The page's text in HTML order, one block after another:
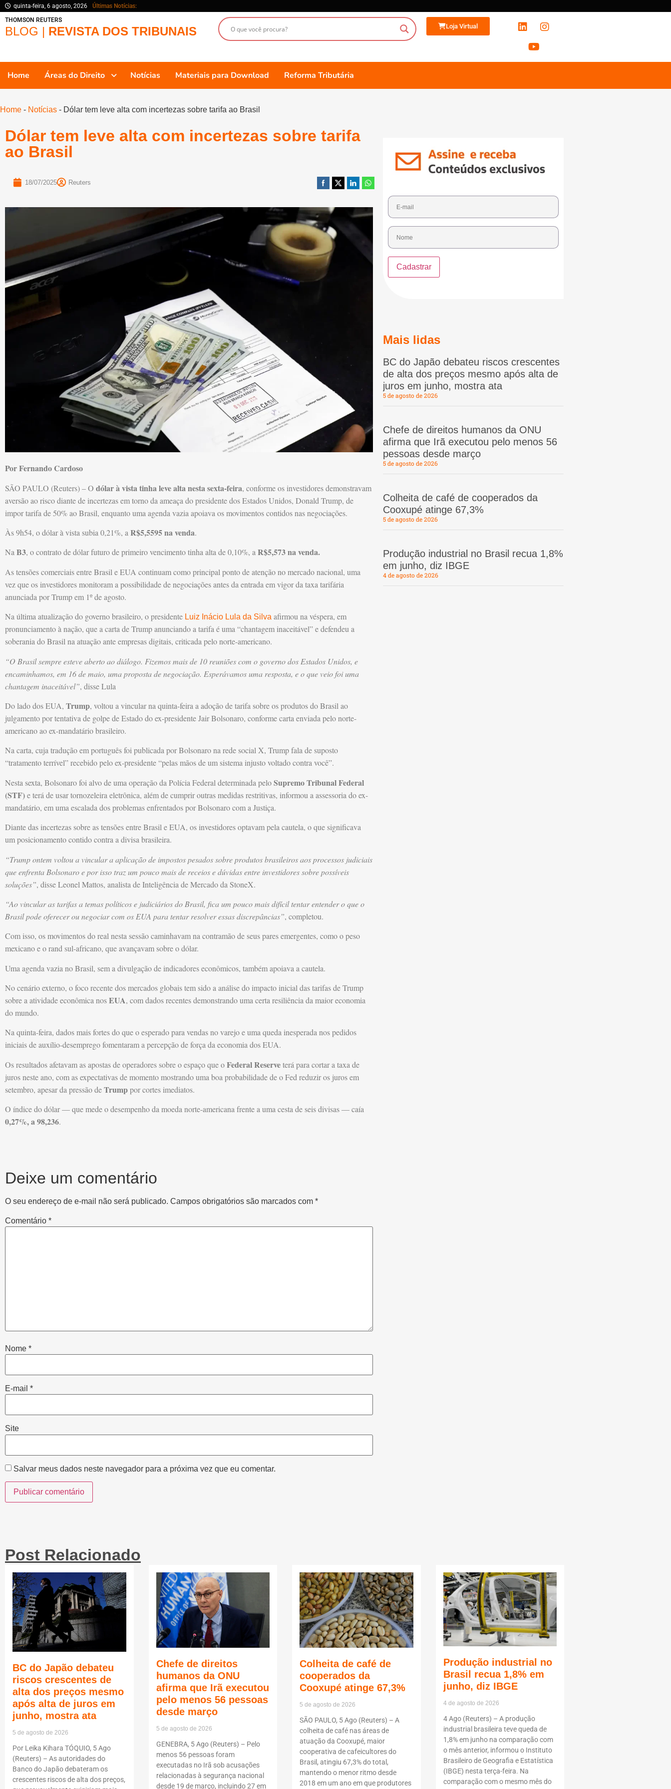
quinta-feira, 6 agosto, 2026
Últimas Notícias:
THOMSON REUTERS
BLOG | REVISTA DOS TRIBUNAIS Loja Virtual
Home Áreas do Direito Notícias Materiais para Download Reforma Tributária
Home - Notícias - Dólar tem leve alta com incertezas sobre tarifa ao Brasil
Dólar tem leve alta com incertezas sobre tarifa
ao Brasil
18/07/2025 Reuters
Por Fernando Cardoso
SÃO PAULO (Reuters) – O dólar à vista tinha leve alta nesta sexta-feira, conforme os investidores demonstravam
aversão ao risco diante de incertezas em torno da ameaça do presidente dos Estados Unidos, Donald Trump, de
impor tarifa de 50% ao Brasil, enquanto uma agenda vazia apoiava os movimentos contidos nas negociações.
Às 9h54, o dólar à vista subia 0,21%, a R$5,5595 na venda.
NaB3, o contrato de dólar futuro de primeiro vencimento tinha alta de 0,10%, aR$5,573 na venda.
As tensões comerciais entre Brasil e EUA continuam como principal ponto de atenção no mercado nacional, uma
vez que os investidores monitoram a possibilidade de negociações antes da entrada em vigor da taxa tarifária
anunciada por Trump em 1º de agosto.
Na última atualização do governo brasileiro, o presidente Luiz Inácio Lula da Silva afirmou na véspera, em
pronunciamento à nação, que a carta de Trump anunciando a tarifa é uma “chantagem inaceitável” e defendeu a
soberania do Brasil na atuação ante empresas digitais, criticada pelo norte-americano.
“O Brasil sempre esteve aberto ao diálogo. Fizemos mais de 10 reuniões com o governo dos Estados Unidos, e
encaminhamos, em 16 de maio, uma proposta de negociação. Esperávamos uma resposta, e o que veio foi uma
chantagem inaceitável”, disse Lula
Do lado dos EUA, Trump, voltou a vincular na quinta-feira a adoção de tarifa sobre os produtos do Brasil ao
julgamento por tentativa de golpe de Estado do ex-presidente Jair Bolsonaro, conforme carta enviada pelo norte-
americano ao ex-mandatário brasileiro.
Na carta, cuja tradução em português foi publicada por Bolsonaro na rede social X, Trump fala de suposto
“tratamento terrível” recebido pelo ex-presidente “pelas mãos de um sistema injusto voltado contra você”.
Nesta sexta, Bolsonaro foi alvo de uma operação da Polícia Federal determinada peloSupremo Tribunal Federal
(STF)e terá de usar tornozeleira eletrônica, além de cumprir outras medidas restritivas, informou a assessoria do ex-
mandatário, em uma escalada dos problemas enfrentados por Bolsonaro com a Justiça.
Diante das incertezas sobre as tensões entre Brasil e EUA, os investidores optavam pela cautela, o que significava
um posicionamento contido contra a divisa brasileira.
“Trump ontem voltou a vincular a aplicação de impostos pesados sobre produtos brasileiros aos processos judiciais
que enfrenta Bolsonaro e por isso traz um pouco mais de receios e dúvidas entre investidores sobre possíveis
soluções”, disse Leonel Mattos, analista de Inteligência de Mercado da StoneX.
“Ao vincular as tarifas a temas políticos e judiciários do Brasil, fica um pouco mais difícil tentar entender o que o
Brasil pode oferecer ou negociar com os EUA para tentar resolver essas discrepâncias”, completou.
Com isso, os movimentos do real nesta sessão caminhavam na contramão de seus pares emergentes, como o peso
mexicano e o rand sul-africano, que avançavam sobre o dólar.
Uma agenda vazia no Brasil, sem a divulgação de indicadores econômicos, também apoiava a cautela.
No cenário externo, o foco recente dos mercados globais tem sido a análise do impacto inicial das tarifas de Trump
sobre a atividade econômica nosEUA, com dados recentes demonstrando uma certa resiliência da maior economia
do mundo.
Na quinta-feira, dados mais fortes do que o esperado para vendas no varejo e uma queda inesperada nos pedidos
iniciais de auxílio-desemprego fomentaram a percepção de força da economia dos EUA.
Os resultados afetavam as apostas de operadores sobre o espaço que oFederal Reserveterá para cortar a taxa de
juros neste ano, com as expectativas de momento mostrando uma boa probabilidade de o Fed reduzir os juros em
setembro, apesar da pressão deTrumppor cortes imediatos.
O índice do dólar — que mede o desempenho da moeda norte-americana frente a uma cesta de seis divisas — caía
0,27%, a 98,236.
Deixe um comentário
O seu endereço de e-mail não será publicado. Campos obrigatórios são marcados com *
Comentário *
Nome *
E-mail *
Site
Salvar meus dados neste navegador para a próxima vez que eu comentar.
Mais lidas
BC do Japão debateu riscos crescentes
de alta dos preços mesmo após alta de
juros em junho, mostra ata
5 de agosto de 2026
Chefe de direitos humanos da ONU
afirma que Irã executou pelo menos 56
pessoas desde março
5 de agosto de 2026
Colheita de café de cooperados da
Cooxupé atinge 67,3%
5 de agosto de 2026
Produção industrial no Brasil recua 1,8%
em junho, diz IBGE
4 de agosto de 2026
Post Relacionado
BC do Japão debateu
riscos crescentes de
alta dos preços mesmo
após alta de juros em
junho, mostra ata
5 de agosto de 2026
Por Leika Kihara TÓQUIO, 5 Ago
(Reuters) – As autoridades do
Banco do Japão debateram os
crescentes riscos de alta dos preços,
Chefe de direitos
humanos da ONU
afirma que Irã executou
pelo menos 56 pessoas
desde março
5 de agosto de 2026
GENEBRA, 5 Ago (Reuters) – Pelo
menos 56 pessoas foram
executadas no Irã sob acusações
relacionadas à segurança nacional
desde 19 de março, incluindo 27 em
Colheita de café de
cooperados da
Cooxupé atinge 67,3%
5 de agosto de 2026
SÃO PAULO, 5 Ago (Reuters) – A
colheita de café nas áreas de
atuação da Cooxupé, maior
cooperativa de cafeicultores do
Brasil, atingiu 67,3% do total,
mantendo o menor ritmo desde
2018 em um ano em que produtores
Produção industrial no
Brasil recua 1,8% em
junho, diz IBGE
4 de agosto de 2026
4 Ago (Reuters) – A produção
industrial brasileira teve queda de
1,8% em junho na comparação com
o mês anterior, informou o Instituto
Brasileiro de Geografia e Estatística
(IBGE) nesta terça-feira. Na
comparação com o mesmo mês do